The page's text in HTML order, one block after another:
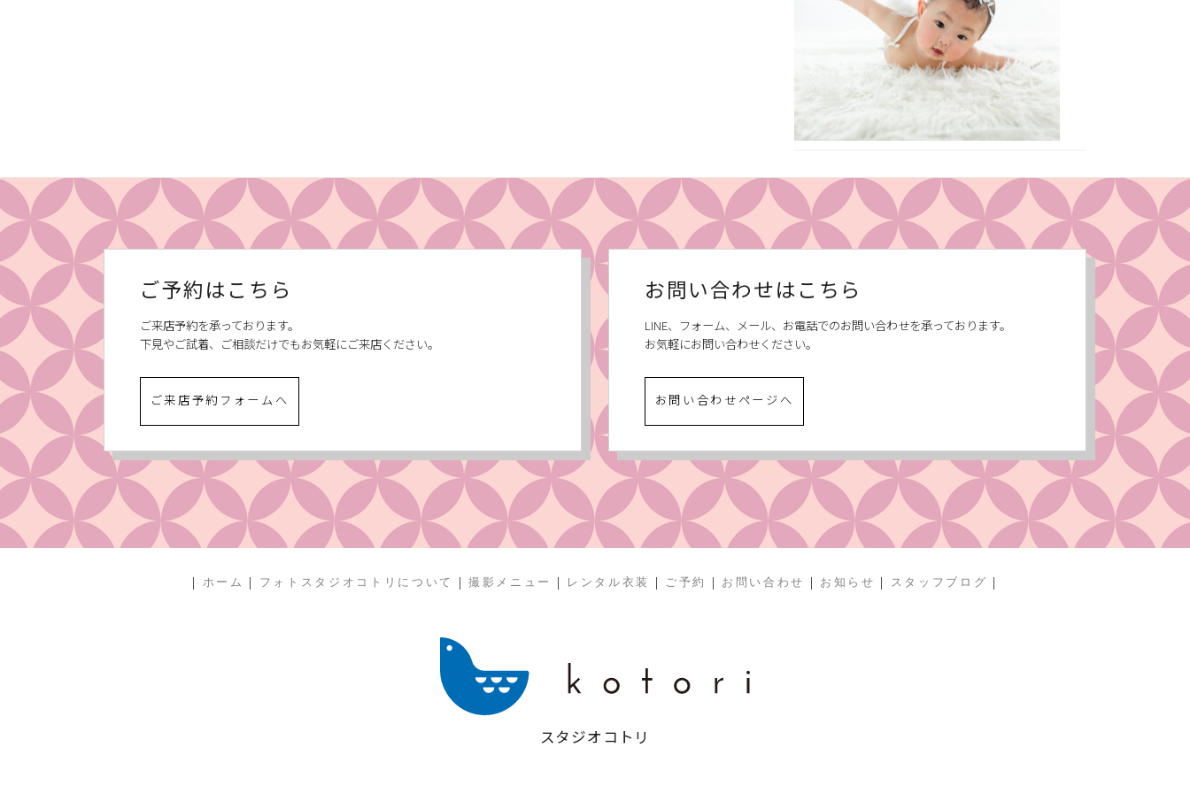
ご予約はこちら
ご来店予約を承っております。
下見やご試着、ご相談だけでもお気軽にご来店ください。
ご来店予約フォームへ
お問い合わせはこちら
LINE、フォーム、メール、お電話でのお問い合わせを承っております。
お気軽にお問い合わせください。
お問い合わせページへ
| ホーム | フォトスタジオコトリについて | 撮影メニュー | レンタル衣装 | ご予約 | お問い合わせ | お知らせ | スタッフブログ |
スタジオコトリ